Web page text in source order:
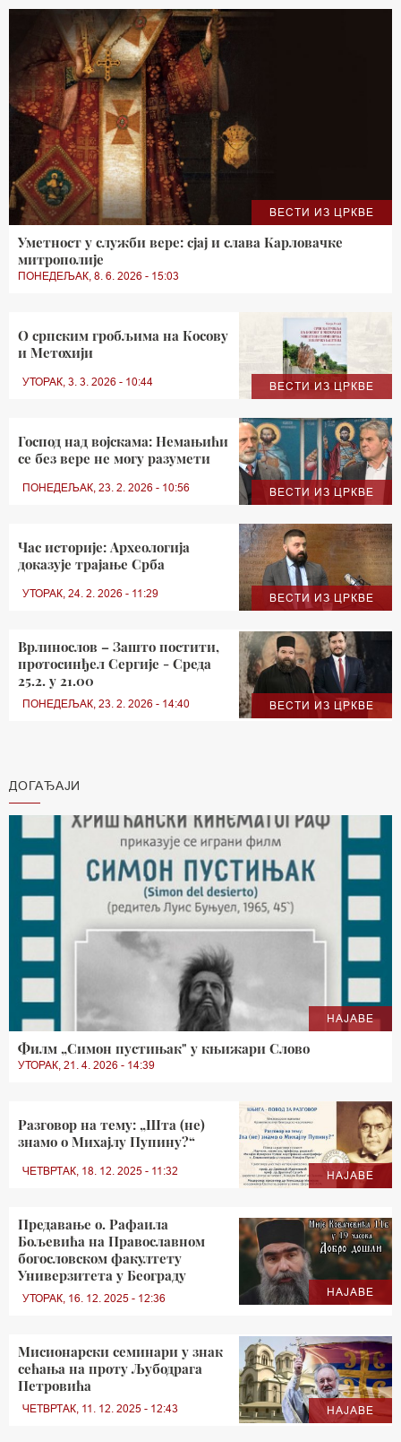
ВЕСТИ ИЗ ЦРКВЕ
Уметност у служби вере: сјај и слава Карловачке
митрополије
ПОНЕДЕЉАК, 8. 6. 2026 - 15:03
ВЕСТИ ИЗ ЦРКВЕ
O српским гробљима на Косову
и Метохији
УТОРАК, 3. 3. 2026 - 10:44
ВЕСТИ ИЗ ЦРКВЕ
Господ над војскама: Немањићи
се без вере не могу разумети
ПОНЕДЕЉАК, 23. 2. 2026 - 10:56
ВЕСТИ ИЗ ЦРКВЕ
Час историје: Археологија
доказује трајање Срба
УТОРАК, 24. 2. 2026 - 11:29
ВЕСТИ ИЗ ЦРКВЕ
Врлинослов – Зашто постити,
протосинђел Сергије - Среда
25.2. у 21.00
ПОНЕДЕЉАК, 23. 2. 2026 - 14:40
ДОГАЂАЈИ
НАЈАВЕ
Филм „Симон пустињак" у књижари Слово
УТОРАК, 21. 4. 2026 - 14:39
НАЈАВЕ
Разговор на тему: „Шта (не)
знамо о Михајлу Пупину?“
ЧЕТВРТАК, 18. 12. 2025 - 11:32
НАЈАВЕ
Предавање о. Рафаила
Бољевића на Православном
богословском факултету
Универзитета у Београду
УТОРАК, 16. 12. 2025 - 12:36
НАЈАВЕ
Мисионарски семинари у знак
сећања на проту Љубодрага
Петровића
ЧЕТВРТАК, 11. 12. 2025 - 12:43